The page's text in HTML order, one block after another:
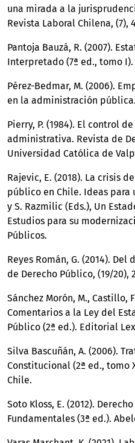
una mirada a la
Revista Laboral Chilena, (7),
Pantoja Bauzá, R. (2007).
Interpretado (7ª ed., tomo
Pérez-Bedmar, M. (2006).
en la administración
Pierry, P. (1984). El control
administrativa. Revista de
Universidad Católica de
Rajevic, E. (2018). La crisis
público en Chile. Ideas para
y S. Razmilic (Eds.), Un
Estudios para su
Públicos.
Reyes Román, G. (2014).
de Derecho Público, (19/20),
Sánchez Morón, M., Castillo,
Comentarios a la Ley del
Público (2ª ed.). Editorial
Silva Bascuñán, A. (2006).
Constitucional (2ª ed., tomo
Chile.
Soto Kloss, E. (2012).
Fundamentales (3ª ed.).